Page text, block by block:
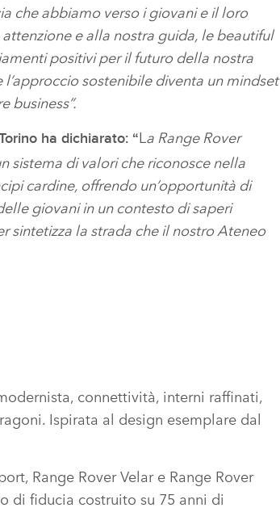
che abbiamo verso i giovani e il loro
e alla nostra guida, le beautiful
positivi per il futuro della nostra
sostenibile diventa un mindset
business”.
ha dichiarato: “La Range Rover
sistema di valoriche riconosce nella
cardine, offrendo un’opportunità di
giovani in un contesto di saperi
sintetizza la strada che il nostro Ateneo
connettività, interni raffinati,
Ispirata al design esemplare dal
Range Rover Velar e Range Rover
di fiducia costruito su 75 anni di